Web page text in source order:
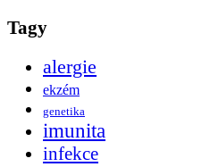
Tagy
alergie
ekzém
genetika
imunita
infekce